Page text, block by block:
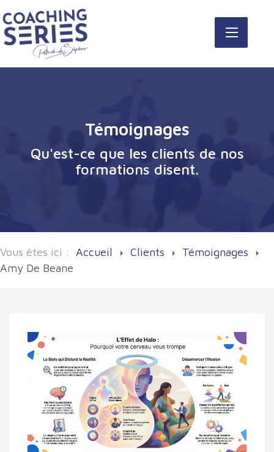
Témoignages
Qu'est-ce que les clients de nos
formations disent.
Vous êtes ici : Accueil Clients
Témoignages
Amy De Beane